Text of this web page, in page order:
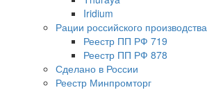
Iridium
Рации российского производства
Реестр ПП РФ 719
Реестр ПП РФ 878
Сделано в России
Реестр Минпромторг